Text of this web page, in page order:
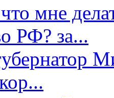
мне
РФ? за...